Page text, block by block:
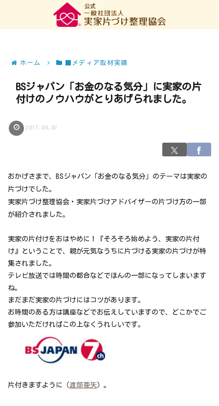
ホーム ■メディア取材実績
BSジャパン「お金のなる気分」に実家の片
付けのノウハウがとりあげられました。
2017.09.07
おかげさまで、BSジャパン「お金のなる気分」のテーマは実家の
片づけでした。
実家片づけ整理協会・実家片づけアドバイザーの片づけ方の一部
が紹介されました。
実家の片付けをおはやめに！『そろそろ始めよう、実家の片付
け』ということで、親が元気なうちに片づける実家の片づけが特
集されました。
テレビ放送では時間の都合などでほんの一部になってしまいます
ね。
まだまだ実家の片づけにはコツがあります。
お時間のある方は講座などでお伝えしていますので、どこかでご
参加いただければこの上なくうれしいです。
片付きますように（渡部亜矢）。